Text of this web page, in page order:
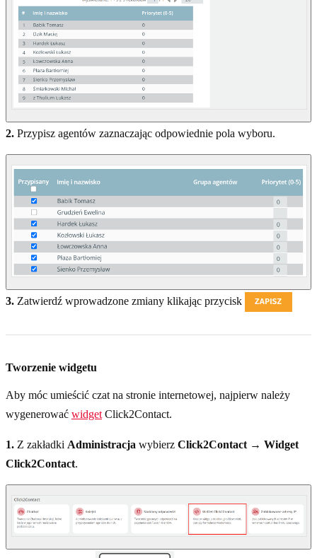
2. Przypisz agentów zaznaczając odpowiednie pola wyboru.
3. Zatwierdź wprowadzone zmiany klikając przycisk
Tworzenie widgetu
Aby móc umieścić czat na stronie internetowej, najpierw należy
wygenerować widget Click2Contact.
1. Z zakładki Administracja wybierz Click2Contact → Widget
Click2Contact.